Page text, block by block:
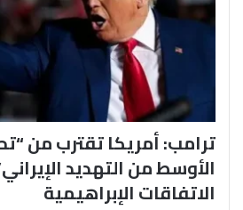
ترامب: أمريكا تقترب من
الأوسط من التهديد
الاتفاقات الإبراهيمية